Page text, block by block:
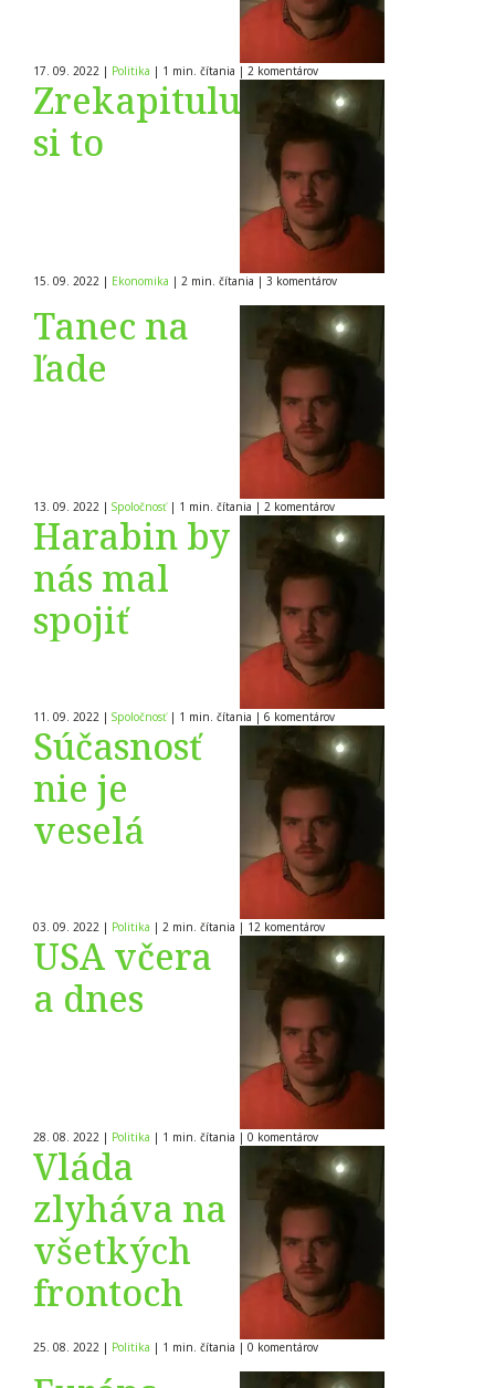
17. 09. 2022 | Politika | 1 min. čítania | 2 komentárov
Zrekapitulujme
si to
15. 09. 2022 | Ekonomika | 2 min. čítania | 3 komentárov
Tanec na
ľade
13. 09. 2022 | Spoločnosť | 1 min. čítania | 2 komentárov
Harabin by
nás mal
spojiť
11. 09. 2022 | Spoločnosť | 1 min. čítania | 6 komentárov
Súčasnosť
nie je
veselá
03. 09. 2022 | Politika | 2 min. čítania | 12 komentárov
USA včera
a dnes
28. 08. 2022 | Politika | 1 min. čítania | 0 komentárov
Vláda
zlyháva na
všetkých
frontoch
25. 08. 2022 | Politika | 1 min. čítania | 0 komentárov